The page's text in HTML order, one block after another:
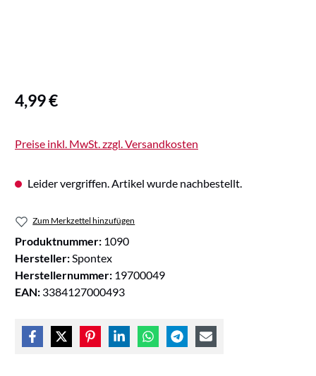
Regulärer Preis:
4,99 €
Preise inkl. MwSt. zzgl. Versandkosten
Leider vergriffen. Artikel wurde nachbestellt.
Zum Merkzettel hinzufügen
Produktnummer: 1090
Hersteller: Spontex
Herstellernummer: 19700049
EAN: 3384127000493